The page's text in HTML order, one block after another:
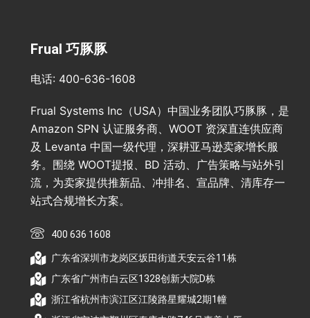
Frual 巧豚豚
电话: 400-636-1608
Frual Systems Inc（USA）中国业务团队巧豚豚，是
Amazon SPN 认证服务商、WOOT 资深直连供应商
及 Levanta 中国一级代理，深耕亚马逊卖家增长服
务。围绕 WOOT提报、BD 活动、广告策略与站外引
流，为卖家提供推新品、冲排名、宣品牌、清库存一
站式合规增长方案。
400 636 1608
广东省深圳市龙岗区坂田街道天安云谷11栋
广东省广州市白云区1328创新大院D栋
浙江省杭州市滨江区江陵路星耀城2期1幢